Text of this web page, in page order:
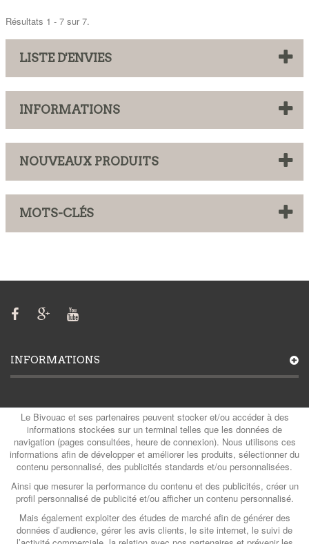
Résultats 1 - 7 sur 7.
LISTE D'ENVIES
INFORMATIONS
NOUVEAUX PRODUITS
MOTS-CLÉS
INFORMATIONS
MON COMPTE
CATÉGORIES
CONTACTS
Le Bivouac et ses partenaires peuvent stocker et/ou accéder à des
informations stockées sur un terminal telles que les données de
navigation (pages consultées, heure de connexion). Nous utilisons ces
informations afin de développer et améliorer les produits, sélectionner du
contenu personnalisé, des publicités standards et/ou personnalisées.
Ainsi que mesurer la performance du contenu et des publicités, créer un
profil personnalisé de publicité et/ou afficher un contenu personnalisé.
Mais également exploiter des études de marché afin de générer des
données d’audience, gérer les avis clients, le site internet, le suivi de